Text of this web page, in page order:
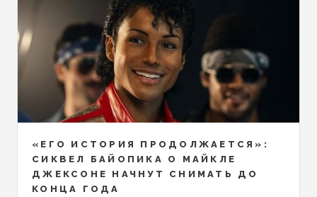
«ЕГО ИСТОРИЯ ПРОДОЛЖАЕТСЯ»:
СИКВЕЛ БАЙОПИКА О МАЙКЛЕ
ДЖЕКСОНЕ НАЧНУТ СНИМАТЬ ДО
КОНЦА ГОДА